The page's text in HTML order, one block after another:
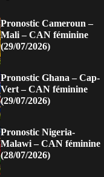
Pronostic Cameroun –
Mali – CAN féminine
(29/07/2026)
Pronostic Ghana – Cap-
Vert – CAN féminine
(29/07/2026)
Pronostic Nigeria-
Malawi – CAN féminine
(28/07/2026)